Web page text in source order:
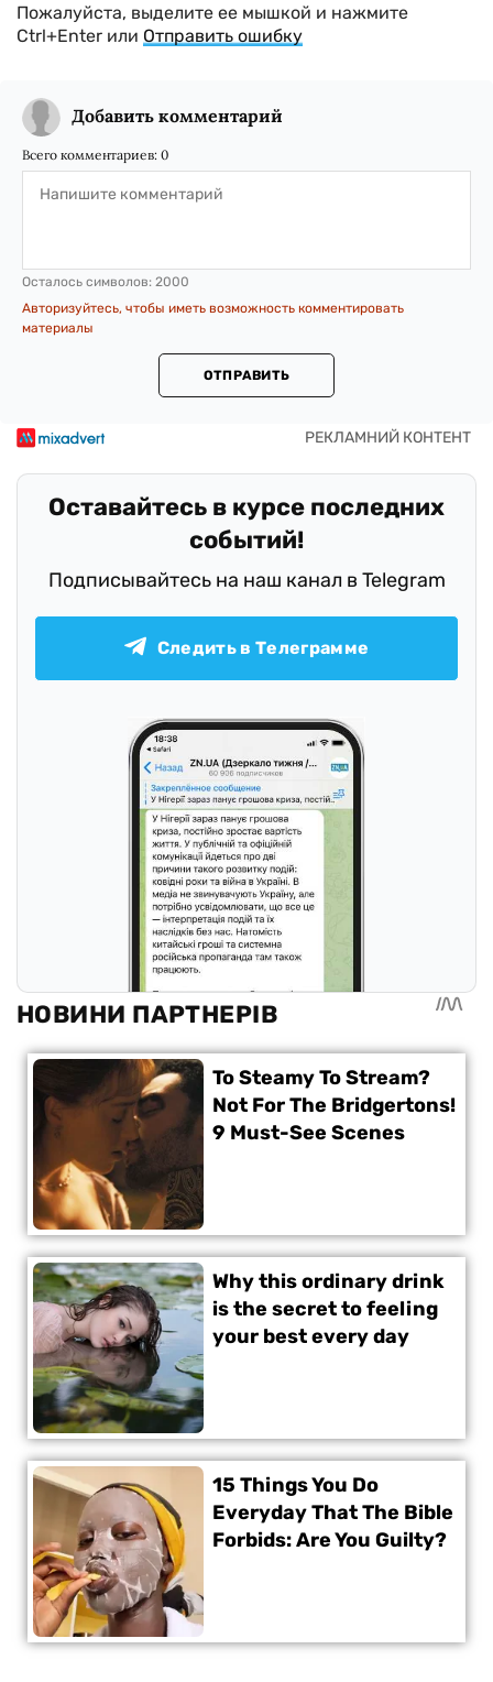
Пожалуйста, выделите ее мышкой и нажмите
Ctrl+Enter или Отправить ошибку
Добавить комментарий
Всего комментариев: 0
Осталось символов: 2000
Авторизуйтесь, чтобы иметь возможность комментировать
материалы
ОТПРАВИТЬ
Оставайтесь в курсе последних
событий!
Подписывайтесь на наш канал в Telegram
Следить в Телеграмме